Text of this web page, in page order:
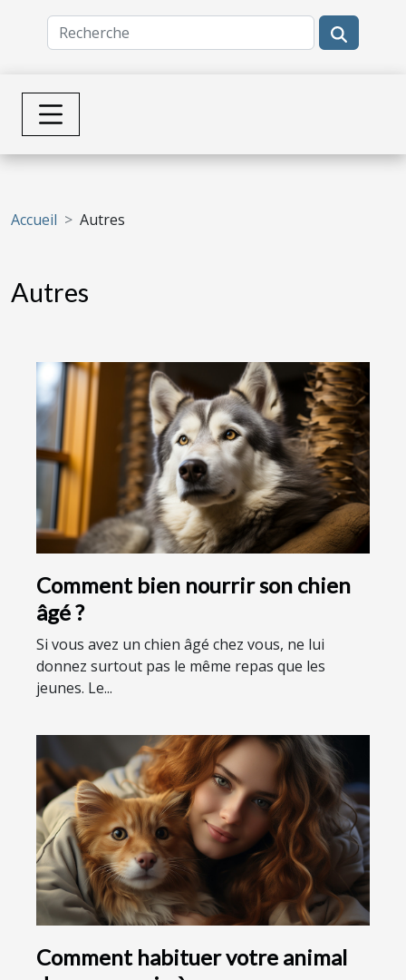
Accueil Autres
Autres
Comment bien nourrir son chien
âgé ?
Si vous avez un chien âgé chez vous, ne lui
donnez surtout pas le même repas que les
jeunes. Le...
Comment habituer votre animal